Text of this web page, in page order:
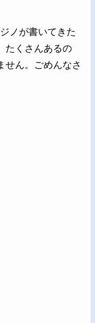
ノが書いてきた
たくさんあるの
せん。ごめんなさ